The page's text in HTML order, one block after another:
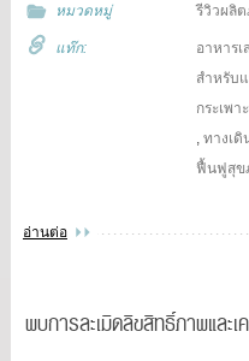
หมวดหมู่ รีวิวผลิ
แท๊ก: อาหาร
สำหรับ
กระเพา
,ทางเดิ
ฟื้นฟูสุข
อ่านต่อ
พบการละเมิดลิขสิทธิ์ภาพและ